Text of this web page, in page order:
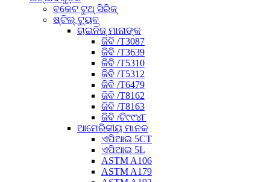
ବକେଟ ଟୁଥ୍ ସିରିଜ୍
ଷ୍ଟିଲ୍ ଟ୍ୟୁବ୍
ଚାଇନିଜ୍ ମାନାଙ୍କ
ଜିବି /T3087
ଜିବି /T3639
ଜିବି /T5310
ଜିବି /T5312
ଜିବି /T6479
ଜିବି /T8162
ଜିବି /T8163
ଜିବି /ଟି୯୯୪୮
ଆମେରିକୀୟ ମାନକ
ଏପିଆଇ 5CT
ଏପିଆଇ 5L
ASTM A106
ASTM A179